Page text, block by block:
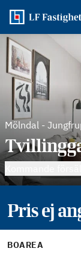
Mölndal -
Pris ej
BOAREA